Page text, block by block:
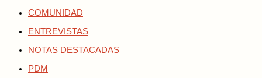
COMUNIDAD
ENTREVISTAS
NOTAS DESTACADAS
PDM